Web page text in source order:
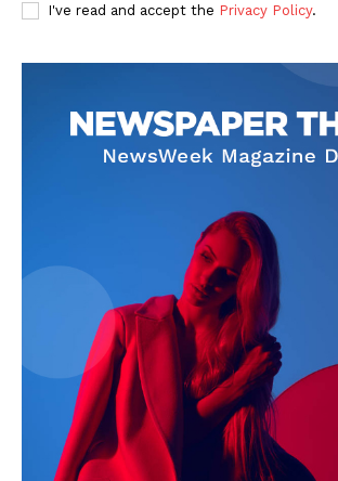
My account
I've read and accept the Privacy Policy.